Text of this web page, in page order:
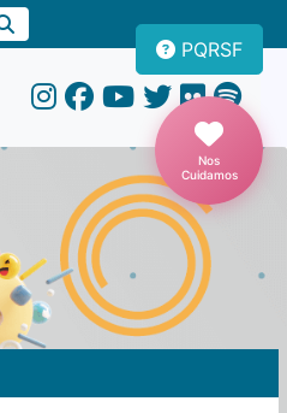
PQRSF
Nos
Cuidamos